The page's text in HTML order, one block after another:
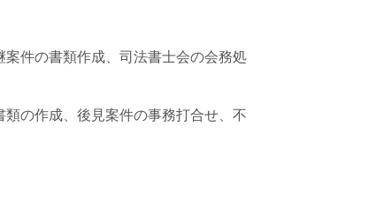
件の書類作成、司法書士会の会務処
の作成、後見案件の事務打合せ、不